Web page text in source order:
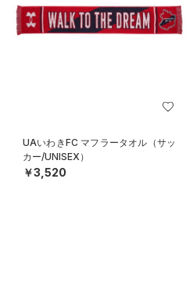
UAいわきFC マフラータオル（サッ
カー/UNISEX）
￥3,520